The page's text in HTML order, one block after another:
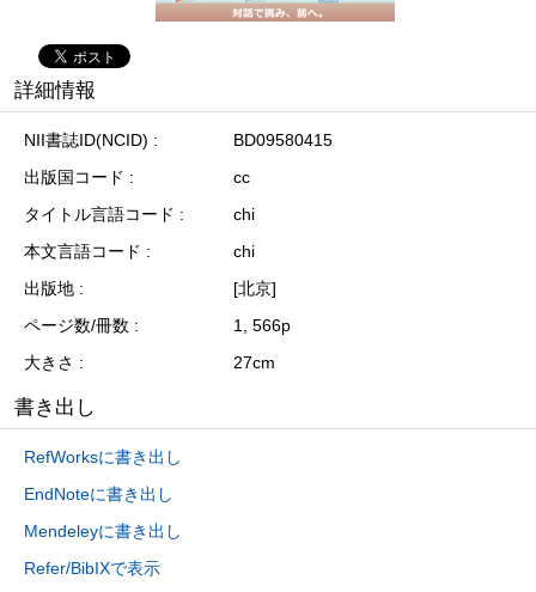
詳細情報
NII書誌ID(NCID)
BD09580415
出版国コード
cc
タイトル言語コード
chi
本文言語コード
chi
出版地
[北京]
ページ数/冊数
1, 566p
大きさ
27cm
書き出し
RefWorksに書き出し
EndNoteに書き出し
Mendeleyに書き出し
Refer/BibIXで表示